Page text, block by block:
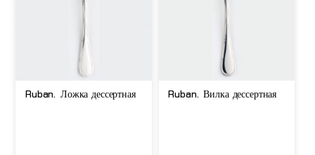
Ruban. Ложка дессертная Ruban. Вилка дессертная